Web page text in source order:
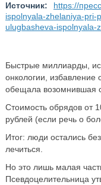
Источник:
https://
ispolnyala-zhelaniya-pri-
ulugbasheva-
Быстрые миллиарды,
онкологии, избавление
обещала возомнившая
Стоимость обрядов от
рублей (если речь о
Итог: люди остались
лечиться.
Но это лишь малая
Псевдоцелительница